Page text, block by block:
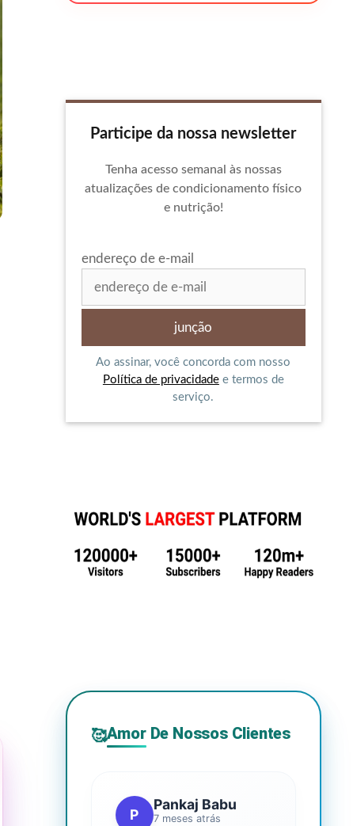
Participe da nossa newsletter
Tenha acesso semanal às nossas
atualizações de condicionamento físico
e nutrição!
endereço de e-mail
Ao assinar, você concorda com nosso
Política de privacidadee termos de
serviço.
🥰Amor De Nossos Clientes
P
Pankaj Babu
7 meses atrás